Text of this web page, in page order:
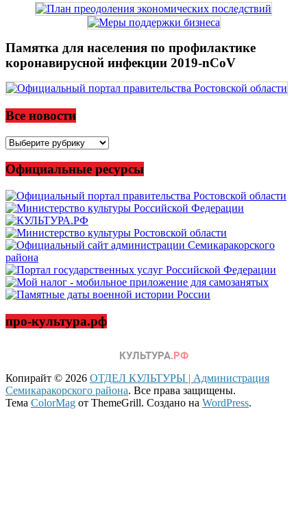
Памятка для населения по профилактике
коронавирусной инфекции 2019-nCoV
Все новости
Все
Официальные ресурсы
про-культура.рф
Копирайт © 2026 ОТДЕЛ КУЛЬТУРЫ | Администрация
Семикаракорского района. Все права защищены.
Тема ColorMag от ThemeGrill. Создано на WordPress.